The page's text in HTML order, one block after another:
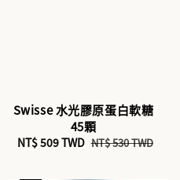
Swisse 水光膠原蛋白軟糖
45顆
Sale
NT$ 509 TWD Regular
NT$ 530 TWD